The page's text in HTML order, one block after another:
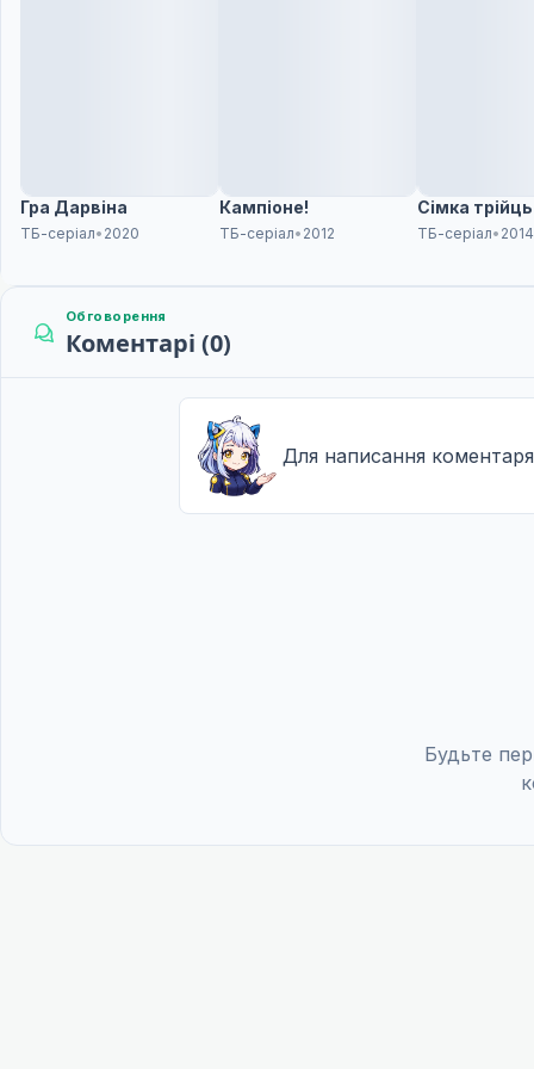
Гра Дарвіна
ТБ-серіал• 2020
Кампіоне!
ТБ-серіал• 2012
Сімка трійць
ТБ-серіал• 2014
Обговорення
Коментарі (0)
Для написання коментаря
Будьте